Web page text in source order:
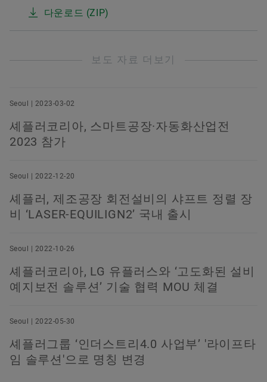
다운로드 (ZIP)
보도 자료 더보기
Seoul | 2023-03-02
셰플러코리아, 스마트공장·자동화산업전
2023 참가
Seoul | 2022-12-20
셰플러, 제조공장 회전설비의 샤프트 정렬 장
비 ‘LASER-EQUILIGN2’ 국내 출시
Seoul | 2022-10-26
셰플러코리아, LG 유플러스와 ‘고도화된 설비
예지보전 솔루션’ 기술 협력 MOU 체결
Seoul | 2022-05-30
셰플러그룹 ‘인더스트리4.0 사업부’ '라이프타
임 솔루션'으로 명칭 변경